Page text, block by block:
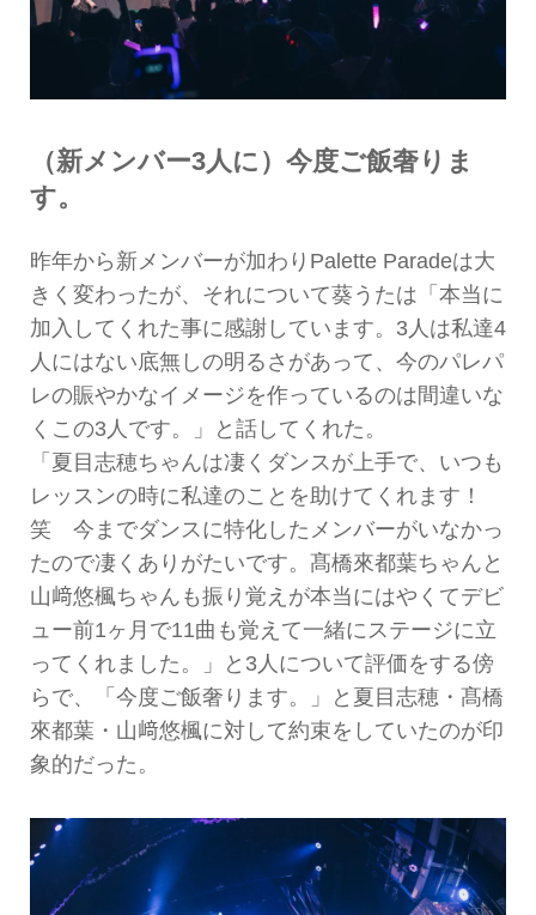
（新メンバー3人に）今度ご飯奢りま
す。
昨年から新メンバーが加わりPalette Paradeは大
きく変わったが、それについて葵うたは「本当に
加入してくれた事に感謝しています。3人は私達4
人にはない底無しの明るさがあって、今のパレパ
レの賑やかなイメージを作っているのは間違いな
くこの3人です。」と話してくれた。
「夏目志穂ちゃんは凄くダンスが上手で、いつも
レッスンの時に私達のことを助けてくれます！
笑 今までダンスに特化したメンバーがいなかっ
たので凄くありがたいです。髙橋來都葉ちゃんと
山﨑悠楓ちゃんも振り覚えが本当にはやくてデビ
ュー前1ヶ月で11曲も覚えて一緒にステージに立
ってくれました。」と3人について評価をする傍
らで、「今度ご飯奢ります。」と夏目志穂・髙橋
來都葉・山﨑悠楓に対して約束をしていたのが印
象的だった。